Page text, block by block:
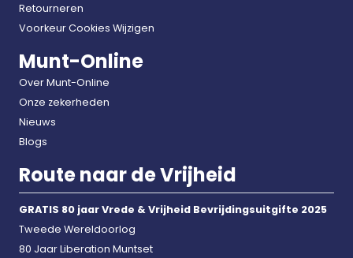
Retourneren
Voorkeur Cookies Wijzigen
Munt-Online
Over Munt-Online
Onze zekerheden
Nieuws
Blogs
Route naar de Vrijheid
GRATIS 80 jaar Vrede & Vrijheid Bevrijdingsuitgifte 2025
Tweede Wereldoorlog
80 Jaar Liberation Muntset